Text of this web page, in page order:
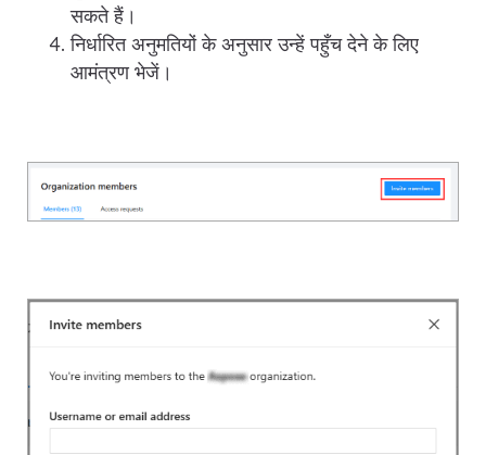
सकते हैं।
निर्धारित अनुमतियों के अनुसार उन्हें पहुँच देने के लिए
आमंत्रण भेजें।